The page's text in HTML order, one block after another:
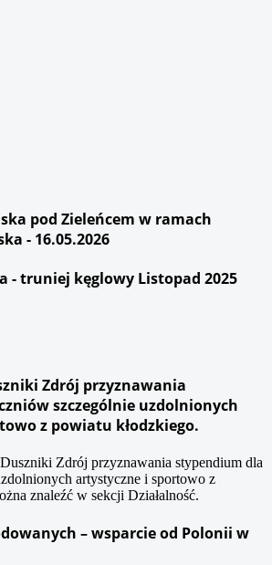
pod Zieleńcem w ramach
- 16.05.2026
- truniej kęglowy Listopad 2025
Zdrój przyznawania
szczególnie uzdolnionych
z powiatu kłodzkiego.
Zdrój przyznawania stypendium dla
artystyczne i sportowo z
znaleźć w sekcji Działalność.
– wsparcie od Polonii w